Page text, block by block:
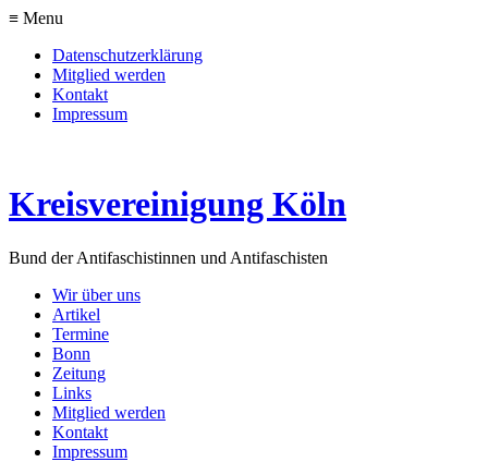
≡ Menu
Datenschutzerklärung
Mitglied werden
Kontakt
Impressum
Kreisvereinigung Köln
Bund der Antifaschistinnen und Antifaschisten
Wir über uns
Artikel
Termine
Bonn
Zeitung
Links
Mitglied werden
Kontakt
Impressum